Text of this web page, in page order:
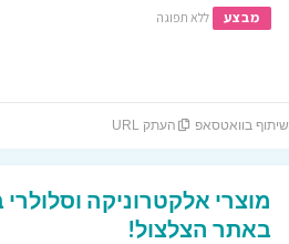
מבצע ללא תפוגה
שיתוף בוואטסאפ העתק URL
מוצרי אלקטרוניקה
באתר הצלצול!